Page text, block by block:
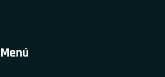
Menú